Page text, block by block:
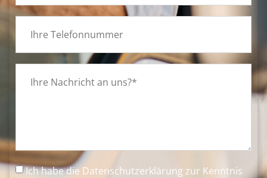
Ich habe die Datenschutzerklärung zur Kenntnis